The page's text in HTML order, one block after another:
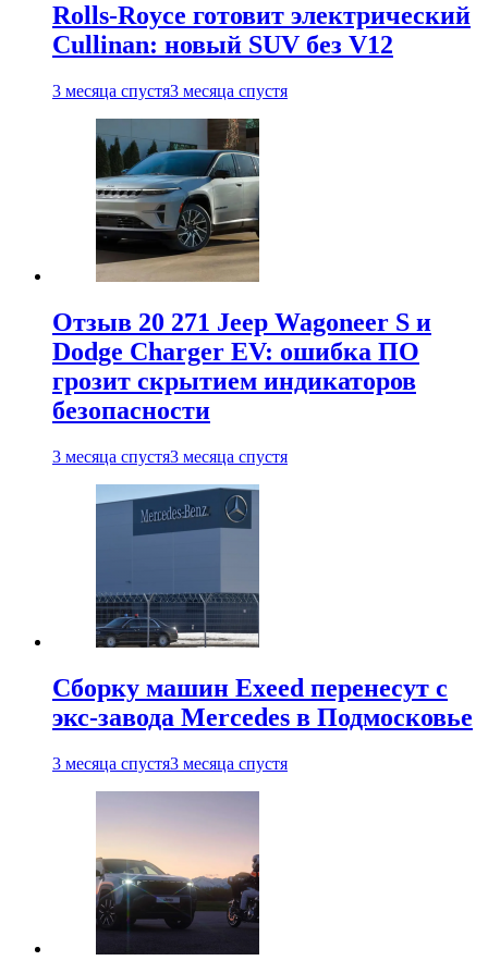
Rolls-Royce готовит электрический
Cullinan: новый SUV без V12
3 месяца спустя3 месяца спустя
Отзыв 20 271 Jeep Wagoneer S и
Dodge Charger EV: ошибка ПО
грозит скрытием индикаторов
безопасности
3 месяца спустя3 месяца спустя
Сборку машин Exeed перенесут с
экс-завода Mercedes в Подмосковье
3 месяца спустя3 месяца спустя